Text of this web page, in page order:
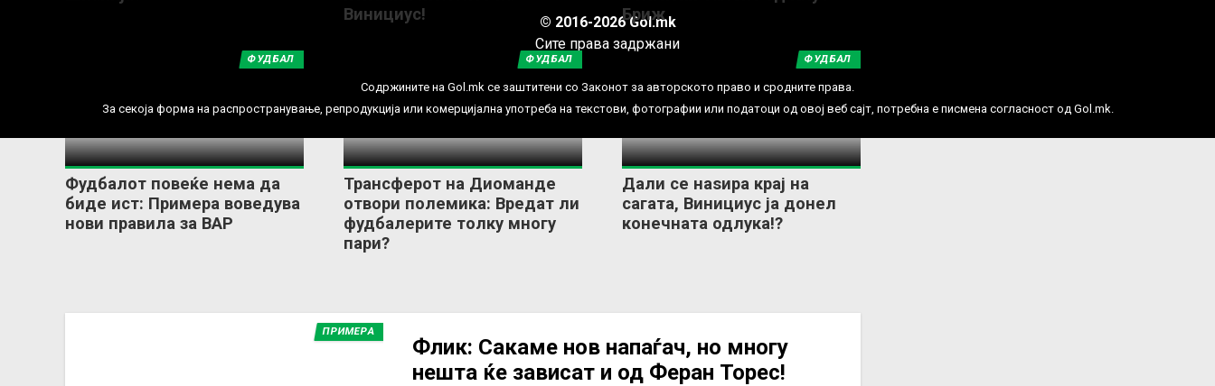
Винициус!
Бриж
Фудбалот повеќе нема да
биде ист: Примера воведува
нови правила за ВАР
ФУДБАЛ
Трансферот на Диоманде
отвори полемика: Вредат ли
фудбалерите толку многу
пари?
ФУДБАЛ
Дали се наѕира крај на
сагата, Винициус ја донел
конечната одлука!?
ФУДБАЛ
ПРИМЕРА
Флик: Сакаме нов напаѓач, но многу
нешта ќе зависат и од Феран Торес!
© 2016-2026 Gol.mk
Сите права задржани
Содржините на Gol.mk се заштитени со Законот за авторското право и сродните права.
За секоја форма на распространување, репродукција или комерцијална употреба на текстови, фотографии или податоци од овој веб сајт, потребна е писмена согласност од Gol.mk.